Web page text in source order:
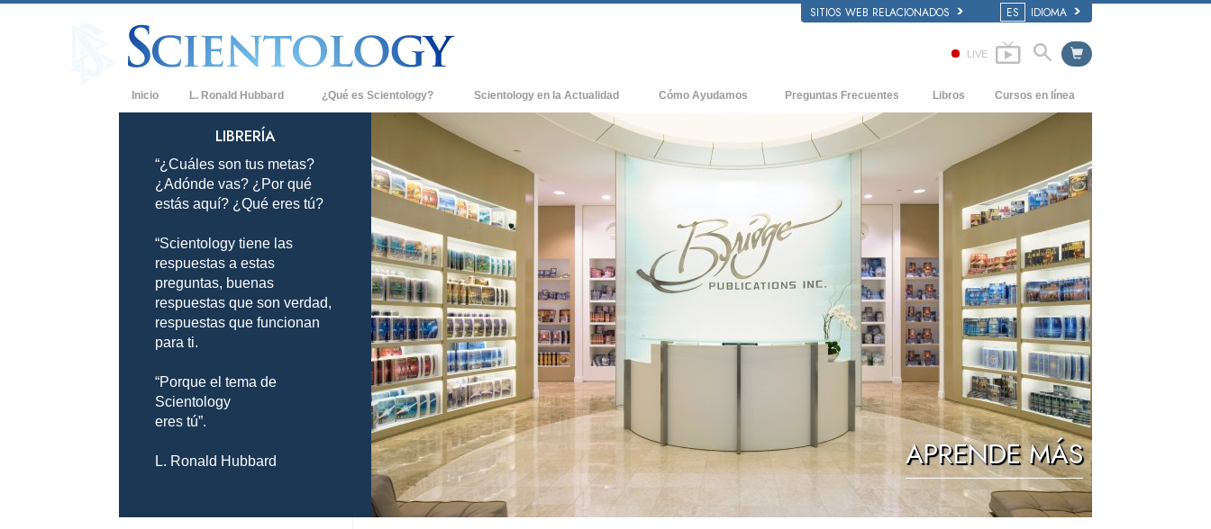
SITIOS WEB RELACIONADOS ES IDIOMA
LIVE
Inicio L. Ronald Hubbard ¿Qué es Scientology?
Credos y Códigos de Scientology
Qué dicen los Scientologists acerca de
Scientology
Conoce a un Scientologist
Dentro de una Iglesia
Los Principios Básicos de Scientology
Una Introducción a Dianética
Amor y Odio: ¿Qué es Grandeza?
Scientology en la Actualidad
Nuevas Iglesias de Scientology
Organizaciones Avanzadas
Base en Tierra de Flag
Freewinds
Llevando Scientology al Mundo
David Miscavige - Líder Eclesiástico de
Scientology
Cómo Ayudamos Preguntas Frecuentes
Antecedentes y principios básicos
Dentro de una Iglesia
La Organización de Scientology
Libros
Audiolibros
Conferencias Introductorias
Películas
Cursos en línea
Cómo Resolver los Conflictos
Las Dinámicas de la Existencia
Los Componentes de la Comprensión
Soluciones para un Entorno Peligroso
Ayudas para Enfermedades y Lesiones
La Integridad y la Honestidad
El Matrimonio
La Escala Tonal Emocional
Respuestas a las Drogas
Herramientas para el Entorno Laboral
La Ética y las Condiciones
APRENDE MÁS
LIBRERÍA
“¿Cuáles son tus metas?
¿Adónde vas? ¿Por qué
estás aquí? ¿Qué eres tú?
“Scientology tiene las
respuestas a estas
preguntas, buenas
respuestas que son verdad,
respuestas que funcionan
para ti.
“Porque el tema de
Scientology
eres tú”.
L. Ronald Hubbard